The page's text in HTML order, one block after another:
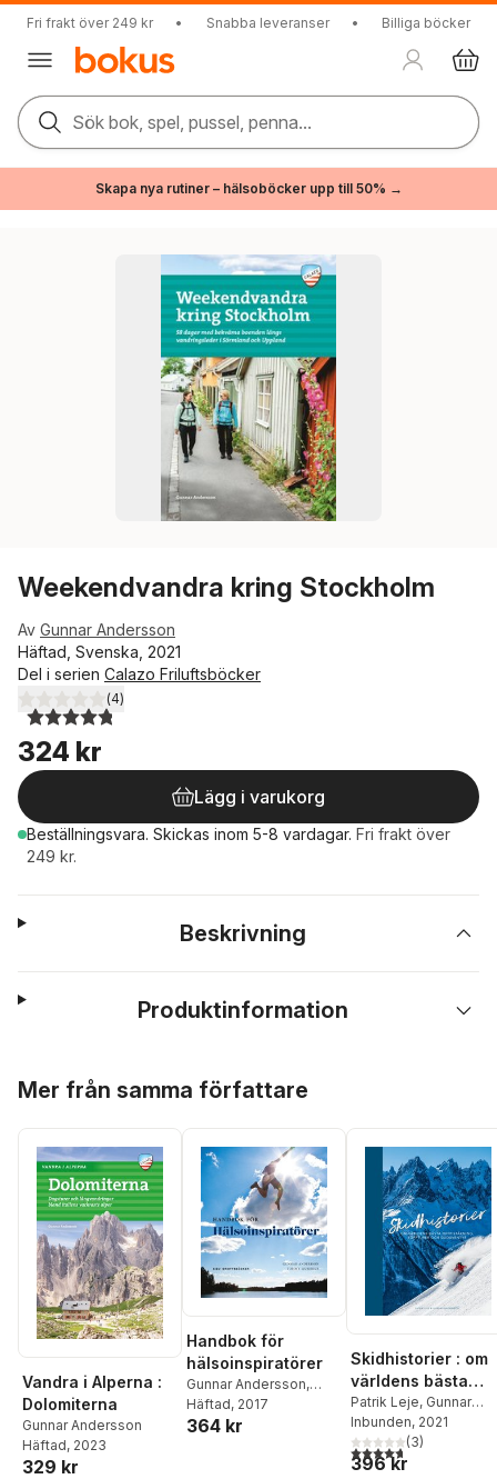
Fri frakt över 249 kr • Snabba leveranser • Billiga böcker
Sök bok, spel, pussel, penna...
Skapa nya rutiner – hälsoböcker upp till 50% →
Weekendvandra kring Stockholm
Av Gunnar Andersson
Häftad, Svenska, 2021
Del i serien Calazo Friluftsböcker
4,8utav 5 stjärnor. Totalt antal röster:
(4)
324 kr
Lägg i varukorg
Beställningsvara. Skickas inom 5-8 vardagar. Fri frakt över
249 kr.
Beskrivning
Produktinformation
Mer från samma författare
Vandra i Alperna :
Dolomiterna
Gunnar Andersson
Häftad, 2023
329 kr
Handbok för
hälsoinspiratörer
Gunnar Andersson,
Tommy Ljusenius
Häftad, 2017
364 kr
Skidhistorier : om
världens bästa
offpistskidåkning,
toppturer &
skidäventyr
Patrik Leje, Gunnar
Andersson
Inbunden, 2021
4,7utav 5 stjärnor.
(3)
396 kr